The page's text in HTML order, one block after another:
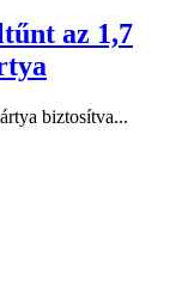
az 1,7
biztosítva...